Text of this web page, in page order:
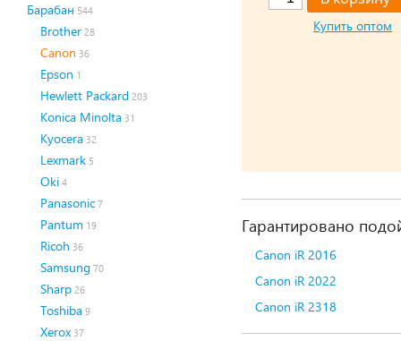
Барабан 544
Brother 28
Canon 36
Epson 1
Hewlett Packard 203
Konica Minolta 31
Kyocera 32
Lexmark 5
Oki 4
Panasonic 7
Pantum 19
Ricoh 36
Samsung 70
Sharp 26
Toshiba 9
Xerox 37
Купить оптом
Гарантировано
Canon iR 2016
Canon iR 2022
Canon iR 2318